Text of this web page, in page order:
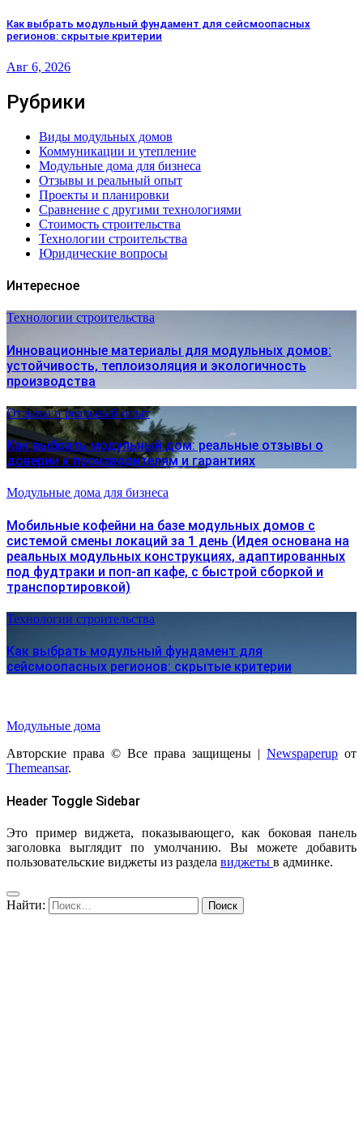
Как выбрать модульный фундамент для сейсмоопасных
регионов: скрытые критерии
Авг 6, 2026
Рубрики
Виды модульных домов
Коммуникации и утепление
Модульные дома для бизнеса
Отзывы и реальный опыт
Проекты и планировки
Сравнение с другими технологиями
Стоимость строительства
Технологии строительства
Юридические вопросы
Интересное
Технологии строительства
Инновационные материалы для модульных домов:
устойчивость, теплоизоляция и экологичность
производства
Отзывы и реальный опыт
Как выбрать модульный дом: реальные отзывы о
доверии к производителям и гарантиях
Модульные дома для бизнеса
Мобильные кофейни на базе модульных домов с
системой смены локаций за 1 день (Идея основана на
реальных модульных конструкциях, адаптированных
под фудтраки и поп-ап кафе, с быстрой сборкой и
транспортировкой)
Технологии строительства
Как выбрать модульный фундамент для
сейсмоопасных регионов: скрытые критерии
Модульные дома
Авторские права © Все права защищены | Newspaperup от
Themeansar.
Header Toggle Sidebar
Это пример виджета, показывающего, как боковая панель
заголовка выглядит по умолчанию. Вы можете добавить
пользовательские виджеты из раздела виджеты в админке.
Найти: